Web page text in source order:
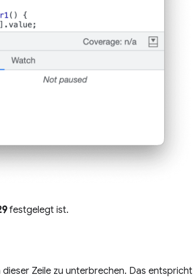
festgelegt ist.
Zeile zu unterbrechen. Das entspricht